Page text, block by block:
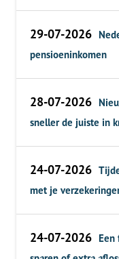
29-07-2026
pensioeninkomen
28-07-2026
sneller de juiste in
24-07-2026
met je
24-07-2026 Een